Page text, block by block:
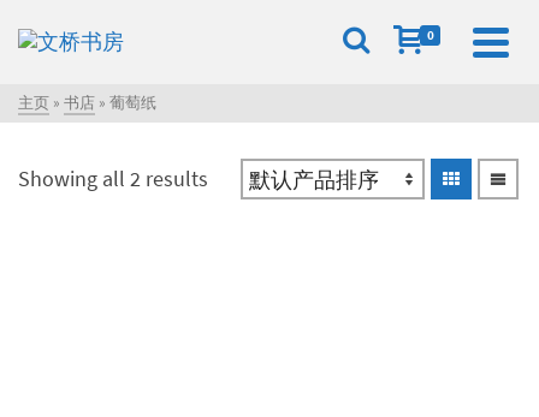
0
主页 » 书店 » 葡萄纸
Showing all 2 results